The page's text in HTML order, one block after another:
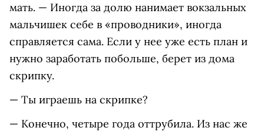
мать. — Иногда за долю нанимает вокзальных
мальчишек себе в «проводники», иногда
справляется сама. Если у нее уже есть план и
нужно заработать побольше, берет из дома
скрипку.
— Ты играешь на скрипке?
— Конечно, четыре года оттрубила. Из нас же